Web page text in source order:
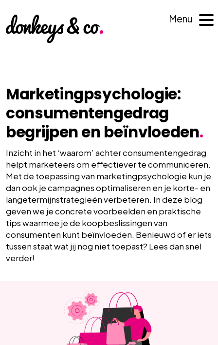
Menu
Marketingpsychologie:
consumentengedrag
begrijpen en beïnvloeden.
Inzicht in het ‘waarom’ achter consumentengedrag
helpt marketeers om effectiever te communiceren.
Met de toepassing van marketingpsychologie kun je
dan ook je campagnes optimaliseren en je korte- en
langetermijnstrategieën verbeteren. In deze blog
geven we je concrete voorbeelden en praktische
tips waarmee je de koopbeslissingen van
consumenten kunt beïnvloeden. Benieuwd of er iets
tussen staat wat jij nog niet toepast? Lees dan snel
verder!